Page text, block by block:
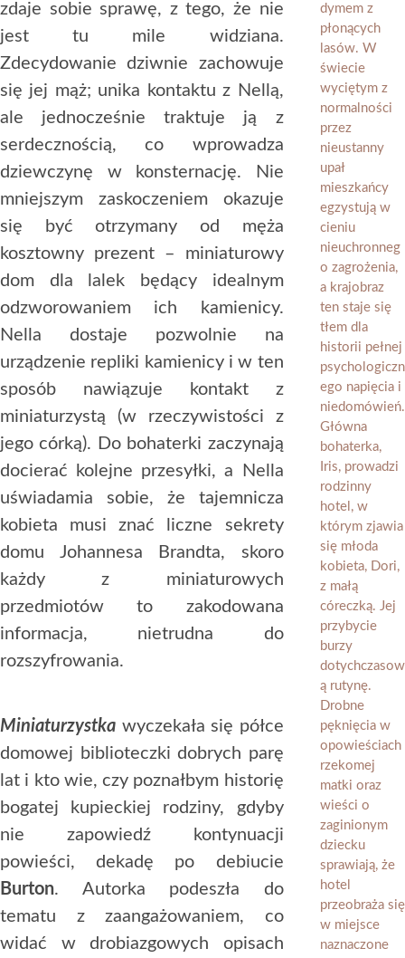
zdaje sobie sprawę, z tego, że nie
jest tu mile widziana.
Zdecydowanie dziwnie zachowuje
się jej mąż; unika kontaktu z Nellą,
ale jednocześnie traktuje ją z
serdecznością, co wprowadza
dziewczynę w konsternację. Nie
mniejszym zaskoczeniem okazuje
się być otrzymany od męża
kosztowny prezent – miniaturowy
dom dla lalek będący idealnym
odzworowaniem ich kamienicy.
Nella dostaje pozwolnie na
urządzenie repliki kamienicy i w ten
sposób nawiązuje kontakt z
miniaturzystą (w rzeczywistości z
jego córką). Do bohaterki zaczynają
docierać kolejne przesyłki, a Nella
uświadamia sobie, że tajemnicza
kobieta musi znać liczne sekrety
domu Johannesa Brandta, skoro
każdy z miniaturowych
przedmiotów to zakodowana
informacja, nietrudna do
rozszyfrowania.
Miniaturzystka wyczekała się półce
domowej biblioteczki dobrych parę
lat i kto wie, czy poznałbym historię
bogatej kupieckiej rodziny, gdyby
nie zapowiedź kontynuacji
powieści, dekadę po debiucie
Burton. Autorka podeszła do
tematu z zaangażowaniem, co
widać w drobiazgowych opisach